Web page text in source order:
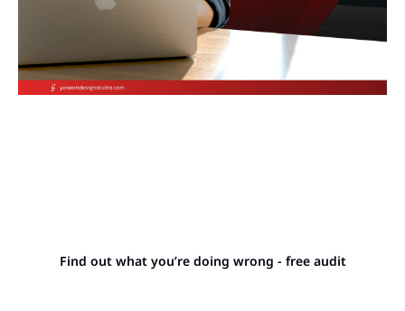
Find out what you’re doing wrong - free audit